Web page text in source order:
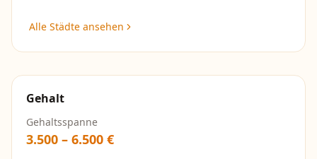
Alle Städte ansehen
Gehalt
Gehaltsspanne
3.500 – 6.500 €